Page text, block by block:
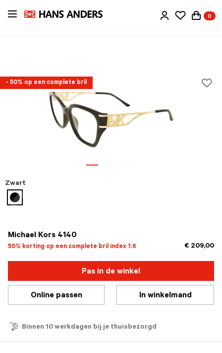
Ga
0
- 50% op een complete bril
Michael Kors 4140
50% korting op een complete bril index 1.6 € 209,00
Zwart
geselecteerd
Pas in de winkel
Online passen In winkelmand
Binnen 10 werkdagen bij je thuisbezorgd